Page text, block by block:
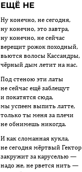
ЕЩЁ НЕ
Ну конечно, не сегодня,
ну конечно, это завтра,
ну конечно, не сейчас
верещит рожок походный,
вьются волосы Кассандры,
чёрный дым летит на нас.
Под стеною эти латы
не сейчас ещё заблещут
и покатятся сюда,
мы успеем выпить латте,
только ты меня за плечи
не обнимешь никогда.
И как сломанная кукла,
не сегодня мёртвый Гектор
закружит за каруселью —
надо же, не рвется нить —